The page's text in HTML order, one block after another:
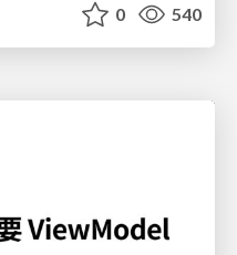
0 540